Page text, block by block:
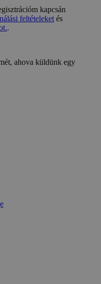
kapcsán
feltételeketés
.
ahova küldünk egy